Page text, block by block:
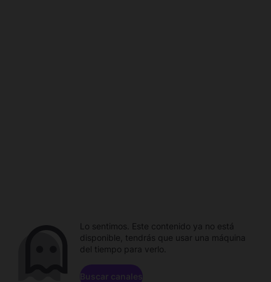
Lo sentimos. Este contenido ya no está
disponible, tendrás que usar una máquina
del tiempo para verlo.
Buscar canales